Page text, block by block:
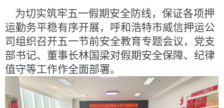
为切实筑牢五一假期安全防线，保证各项押
运勤务平稳有序开展，呼和浩特市威信押运公
司组织召开五一节前安全教育专题会议，党支
部书记、董事长林国梁对假期安全保障、纪律
值守等工作作全面部署。